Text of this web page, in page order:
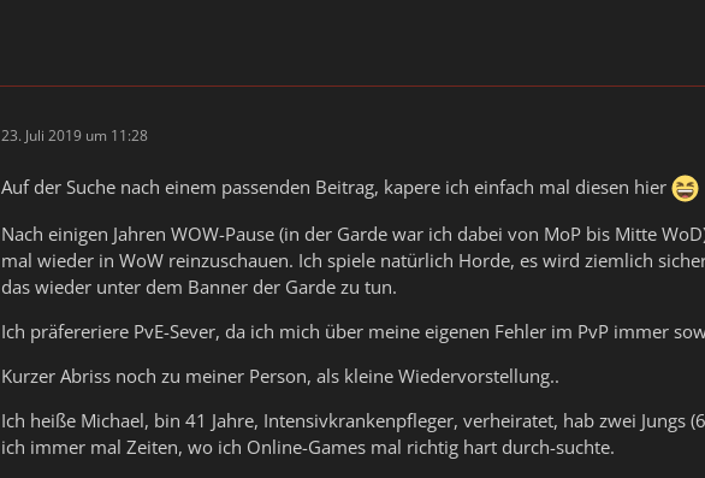
23. Juli 2019 um 11:28
Auf der Suche nach einem passenden Beitrag, kapere ich einfach mal diesen hier
Nach einigen Jahren WOW-Pause (in der Garde war ich dabei von MoP bis Mitte
mal wieder in WoW reinzuschauen. Ich spiele natürlich Horde, es wird ziemlich
das wieder unter dem Banner der Garde zu tun.
Ich präfereriere PvE-Sever, da ich mich über meine eigenen Fehler im PvP immer
Kurzer Abriss noch zu meiner Person, als kleine Wiedervorstellung..
Ich heiße Michael, bin 41 Jahre, Intensivkrankenpfleger, verheiratet, hab zwei Jungs
ich immer mal Zeiten, wo ich Online-Games mal richtig hart durch-suchte.